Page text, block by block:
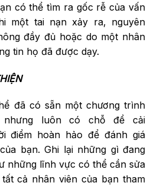
có thể tìm ra gốc rễ của vấn
một tai nạn xảy ra, nguyên
đầy đủ hoặc do một nhân
tin họ đã được dạy.
đã có sẵn một chương trình
luôn có chỗ để cải
điểm hoàn hảo để đánh giá
bạn. Ghi lại những gì đang
những lĩnh vực có thể cần sửa
cả nhân viên của bạn tham